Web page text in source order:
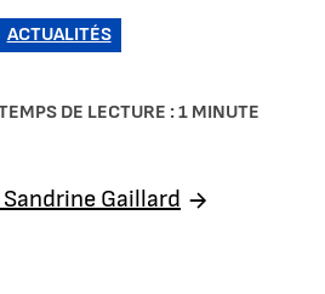
ACTUALITÉS
DE LECTURE : 1 MINUTE
Gaillard